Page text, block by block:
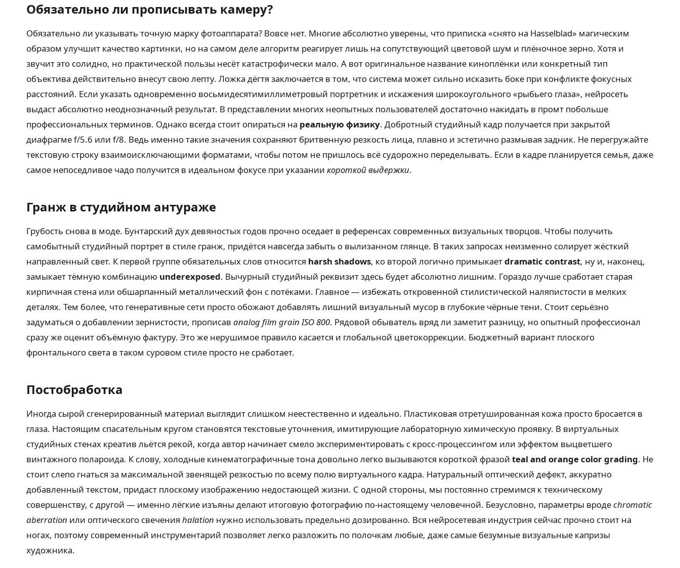
Обязательно ли прописывать камеру?
Обязательно ли указывать точную марку фотоаппарата? Вовсе нет. Многие абсолютно уверены, что приписка «снято на Hasselblad» магическим
образом улучшит качество картинки, но на самом деле алгоритм реагирует лишь на сопутствующий цветовой шум и плёночное зерно. Хотя и
звучит это солидно, но практической пользы несёт катастрофически мало. А вот оригинальное название киноплёнки или конкретный тип
объектива действительно внесут свою лепту. Ложка дёгтя заключается в том, что система может сильно исказить боке при конфликте фокусных
расстояний. Если указать одновременно восьмидесятимиллиметровый портретник и искажения широкоугольного «рыбьего глаза», нейросеть
выдаст абсолютно неоднозначный результат. В представлении многих неопытных пользователей достаточно накидать в промт побольше
профессиональных терминов. Однако всегда стоит опираться на реальную физику. Добротный студийный кадр получается при закрытой
диафрагме f/5.6 или f/8. Ведь именно такие значения сохраняют бритвенную резкость лица, плавно и эстетично размывая задник. Не перегружайте
текстовую строку взаимоисключающими форматами, чтобы потом не пришлось всё судорожно переделывать. Если в кадре планируется семья, даже
самое непоседливое чадо получится в идеальном фокусе при указании короткой выдержки.
Гранж в студийном антураже
Грубость снова в моде. Бунтарский дух девяностых годов прочно оседает в референсах современных визуальных творцов. Чтобы получить
самобытный студийный портрет в стиле гранж, придётся навсегда забыть о вылизанном глянце. В таких запросах неизменно солирует жёсткий
направленный свет. К первой группе обязательных слов относится harsh shadows, ко второй логично примыкаетdramatic contrast, ну и, наконец,
замыкает тёмную комбинацию underexposed. Вычурный студийный реквизит здесь будет абсолютно лишним. Гораздо лучше сработает старая
кирпичная стена или обшарпанный металлический фон с потёками. Главное — избежать откровенной стилистической наляпистости в мелких
деталях. Тем более, что генеративные сети просто обожают добавлять лишний визуальный мусор в глубокие чёрные тени. Стоит серьёзно
задуматься о добавлении зернистости, прописав analog film grain ISO 800. Рядовой обыватель вряд ли заметит разницу, но опытный профессионал
сразу же оценит объёмную фактуру. Это же нерушимое правило касается и глобальной цветокоррекции. Бюджетный вариант плоского
фронтального света в таком суровом стиле просто не сработает.
Постобработка
Иногда сырой сгенерированный материал выглядит слишком неестественно и идеально. Пластиковая отретушированная кожа просто бросается в
глаза. Настоящим спасательным кругом становятся текстовые уточнения, имитирующие лабораторную химическую проявку. В виртуальных
студийных стенах креатив льётся рекой, когда автор начинает смело экспериментировать с кросс-процессингом или эффектом выцветшего
винтажного полароида. К слову, холодные кинематографичные тона довольно легко вызываются короткой фразой teal and orange color grading. Не
стоит слепо гнаться за максимальной звенящей резкостью по всему полю виртуального кадра. Натуральный оптический дефект, аккуратно
добавленный текстом, придаст плоскому изображению недостающей жизни. С одной стороны, мы постоянно стремимся к техническому
совершенству, с другой — именно лёгкие изъяны делают итоговую фотографию по-настоящему человечной. Безусловно, параметры вродеchromatic
aberration или оптического свечения halation нужно использовать предельно дозированно. Вся нейросетевая индустрия сейчас прочно стоит на
ногах, поэтому современный инструментарий позволяет легко разложить по полочкам любые, даже самые безумные визуальные капризы
художника.